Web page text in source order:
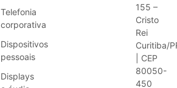
Telefonia
corporativa
Dispositivos
pessoais
Displays
155 –
Cristo
Rei
Curitiba/
| CEP
80050-
450